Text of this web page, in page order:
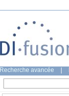
Recherche avancée